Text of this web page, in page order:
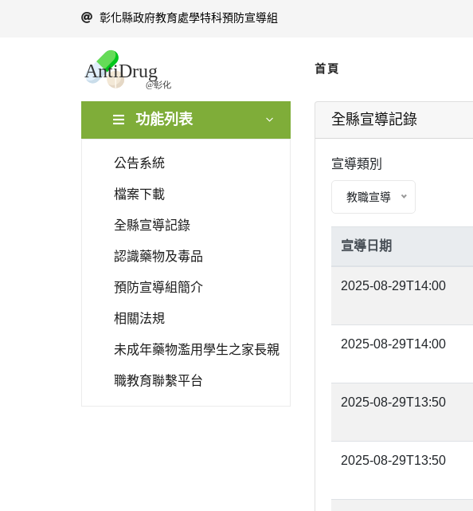
彰化縣政府教育處學特科預防宣導組
首頁
功能列表
公告系統
檔案下載
全縣宣導記錄
認識藥物及毒品
預防宣導組簡介
相關法規
未成年藥物濫用學生之家長親
職教育聯繫平台
全縣宣導記錄
宣導類別
教職宣導
宣導日期
2025-08-29T14:00
2025-08-29T14:00
2025-08-29T13:50
2025-08-29T13:50